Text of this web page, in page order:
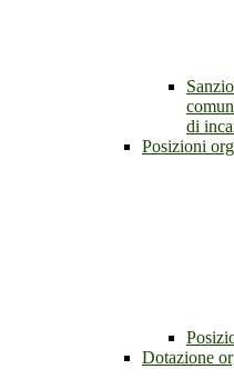
di
Posizioni
Dotazione